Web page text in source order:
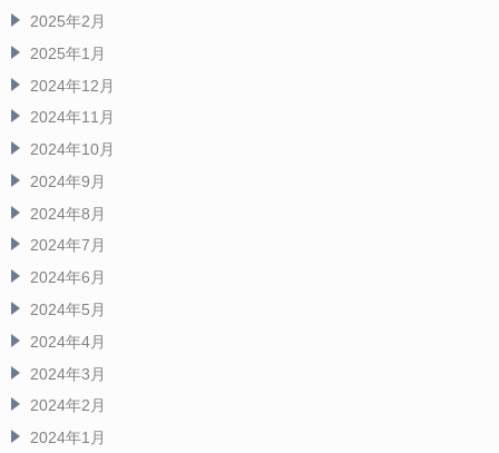
2025年2月
2025年1月
2024年12月
2024年11月
2024年10月
2024年9月
2024年8月
2024年7月
2024年6月
2024年5月
2024年4月
2024年3月
2024年2月
2024年1月